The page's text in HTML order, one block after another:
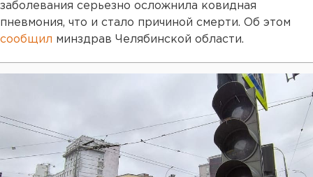
заболевания серьезно осложнила ковидная
пневмония, что и стало причиной смерти. Об этом
сообщил минздрав Челябинской области.